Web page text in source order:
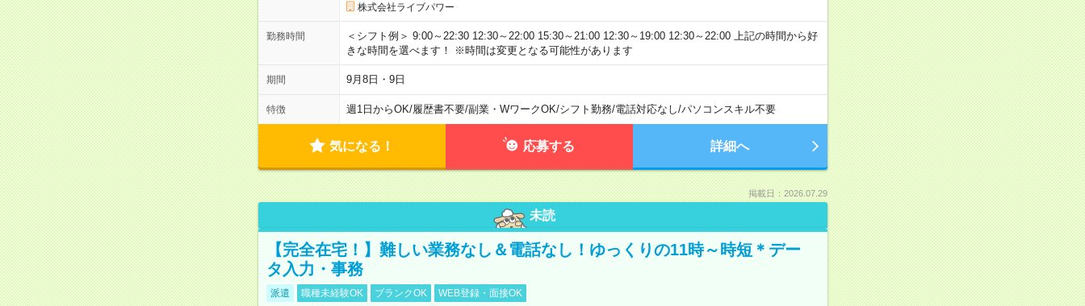
株式会社ライブパワー
勤務時間
＜シフト例＞ 9:00～22:30 12:30～22:00 15:30～21:00 12:30～19:00 12:30～22:00 上記の時間から好
きな時間を選べます！ ※時間は変更となる可能性があります
期間 9月8日・9日
特徴 週1日からOK/履歴書不要/副業・WワークOK/シフト勤務/電話対応なし/パソコンスキル不要
気になる！ 応募する 詳細へ
掲載日：2026.07.29
未読
【完全在宅！】難しい業務なし＆電話なし！ゆっくりの11時～時短＊デー
タ入力・事務
派遣 職種未経験OK ブランクOK WEB登録・面接OK